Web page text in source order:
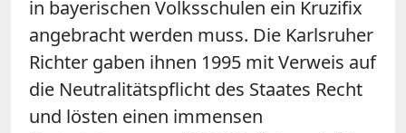
in bayerischen Volksschulen ein Kruzifix
angebracht werden muss. Die Karlsruher
Richter gaben ihnen 1995 mit Verweis auf
die Neutralitätspflicht des Staates Recht
und lösten einen immensen